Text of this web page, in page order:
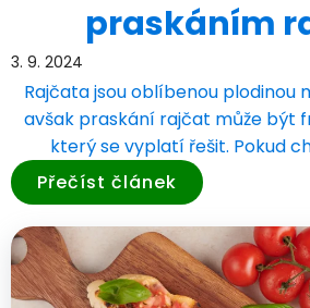
praskáním
3. 9. 2024
Rajčata jsou oblíbenou plodinou
avšak praskání rajčat může být
který se vyplatí řešit. Pokud
Přečíst článek